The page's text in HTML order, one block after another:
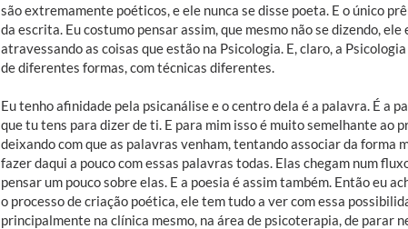
são extremamente poéticos, e ele nunca se disse poeta. E o único
da escrita. Eu costumo pensar assim, que mesmo não se dizendo,
atravessando as coisas que estão na Psicologia. E, claro, a
de diferentes formas, com técnicas diferentes.
Eu tenho afinidade pela psicanálise e o centro dela é a palavra. É a
que tu tens para dizer de ti. E para mim isso é muito semelhante ao
deixando com que as palavras venham, tentando associar da forma
fazer daqui a pouco com essas palavras todas. Elas chegam num
pensar um pouco sobre elas. E a poesia é assim também. Então eu
o processo de criação poética, ele tem tudo a ver com essa
principalmente na clínica mesmo, na área de psicoterapia, de parar